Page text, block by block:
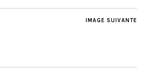
IMAGE SUIVANTE